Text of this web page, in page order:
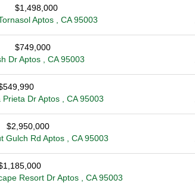
$1,498,000
Aptos , CA 95003
$749,000
Dr Aptos , CA 95003
Dr Aptos , CA 95003
$2,950,000
Gulch Rd Aptos , CA 95003
Resort Dr Aptos , CA 95003